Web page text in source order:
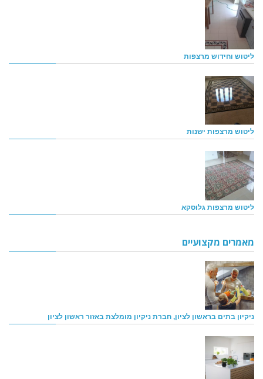
ליטוש וחידוש מרצפות
ליטוש מרצפות ישנות
ליטוש מרצפות גלוסקא
מאמרים מקצועיים
ניקיון בתים בראשון לציון, חברת ניקיון מומלצת באזור ראשון לציון